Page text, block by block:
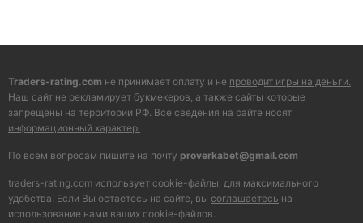
Traders-rating.com не принимает оплату и не проводит игры на деньги.
Наш сайт не рекламирует букмекеров, а также сайты которые
запрещены на территории РФ. Все сведения на сайте носят
информационный характер.
По всем вопросам пишите на почту proverkabet@gmail.com
traders-rating.com использует cookie-файлы, для максимального
удобства. Если Вы остаетесь на сайте, вы соглашаетесь на
использование нами ваших cookie-файлов.